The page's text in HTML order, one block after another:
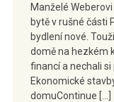
Manželé
bytě v rušné části
bydlení nové.
domě na hezkém
financí a nechali
Ekonomické
domuContinue […]